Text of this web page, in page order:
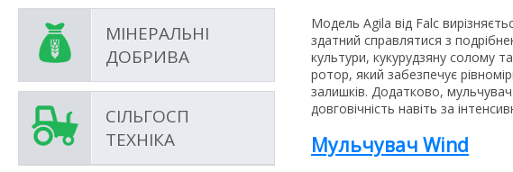
МІНЕРАЛЬНІ
ДОБРИВА
СІЛЬГОСП
ТЕХНІКА
Модель Agila від Falc
здатний справлятися з
культури, кукурудзяну солому
ротор, який забезпечує
залишків. Додатково,
довговічність навіть за
Мульчувач Wind